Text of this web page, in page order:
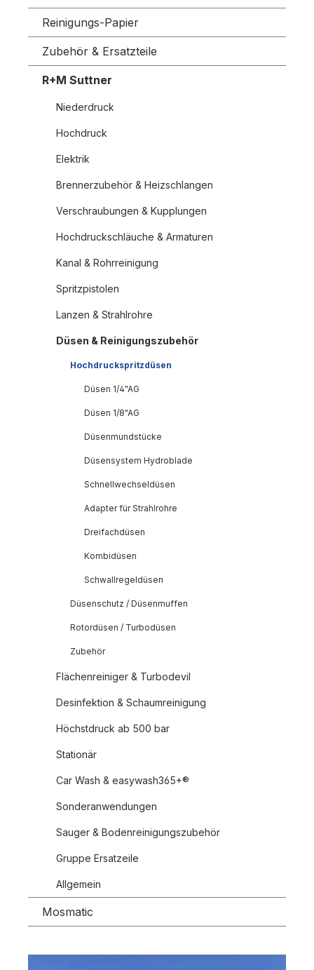
Reinigungs-Papier
Zubehör & Ersatzteile
R+M Suttner
Niederdruck
Hochdruck
Elektrik
Brennerzubehör & Heizschlangen
Verschraubungen & Kupplungen
Hochdruckschläuche & Armaturen
Kanal & Rohrreinigung
Spritzpistolen
Lanzen & Strahlrohre
Düsen & Reinigungszubehör
Hochdruckspritzdüsen
Düsen 1/4"AG
Düsen 1/8"AG
Düsenmundstücke
Düsensystem Hydroblade
Schnellwechseldüsen
Adapter für Strahlrohre
Dreifachdüsen
Kombidüsen
Schwallregeldüsen
Düsenschutz / Düsenmuffen
Rotordüsen / Turbodüsen
Zubehör
Flächenreiniger & Turbodevil
Desinfektion & Schaumreinigung
Höchstdruck ab 500 bar
Stationär
Car Wash & easywash365+®
Sonderanwendungen
Sauger & Bodenreinigungszubehör
Gruppe Ersatzeile
Allgemein
Mosmatic